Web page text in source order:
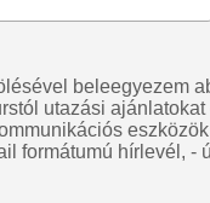
beleegyezem
utazási ajánlatokat
formátumú hírlevél, -